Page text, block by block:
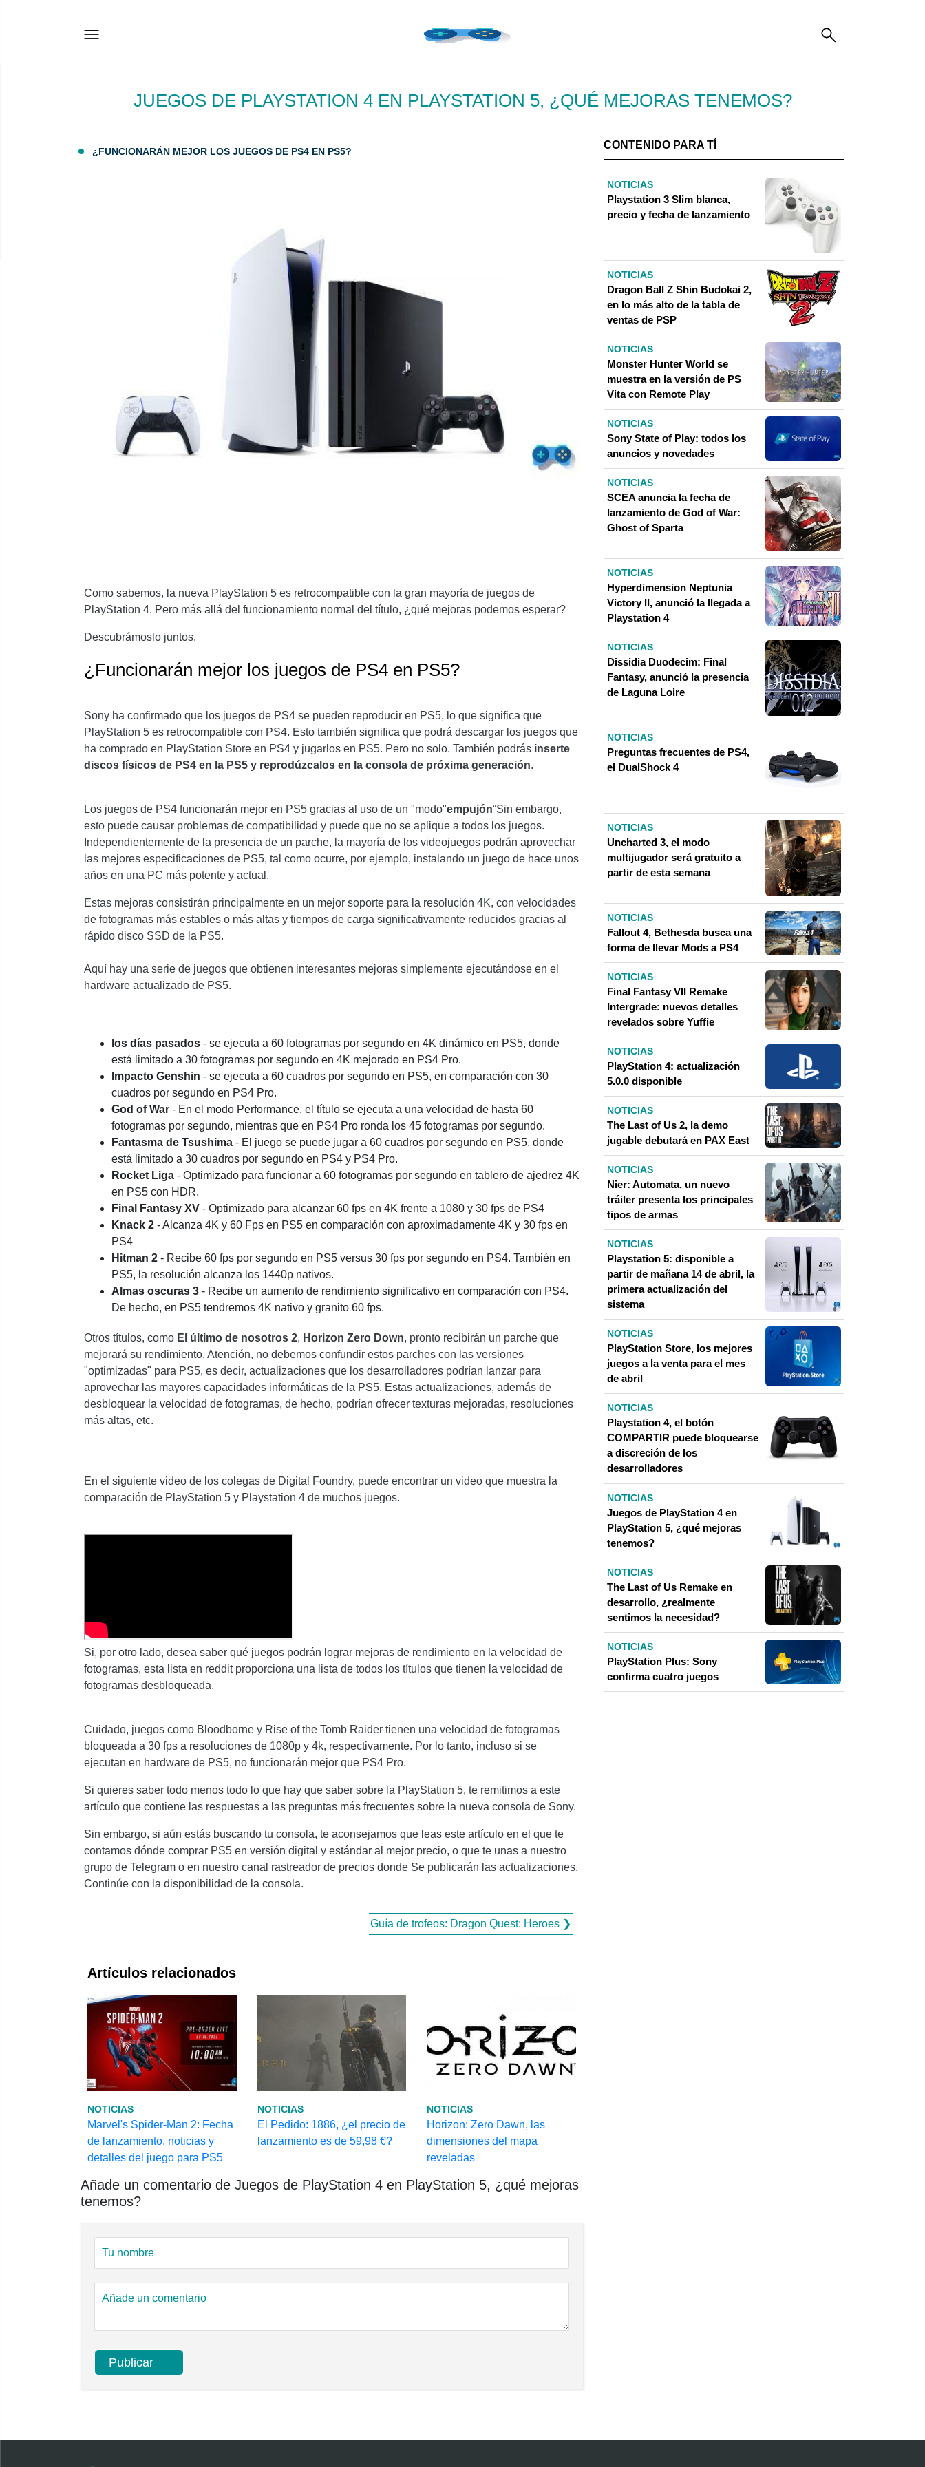
JUEGOS DE PLAYSTATION 4 EN PLAYSTATION 5, ¿QUÉ MEJORAS TENEMOS?
¿FUNCIONARÁN MEJOR LOS JUEGOS DE PS4 EN PS5?
Como sabemos, la nueva PlayStation 5 es retrocompatible con la gran mayoría de juegos de
PlayStation 4. Pero más allá del funcionamiento normal del título, ¿qué mejoras podemos esperar?
Descubrámoslo juntos.
¿Funcionarán mejor los juegos de PS4 en PS5?
Sony ha confirmado que los juegos de PS4 se pueden reproducir en PS5, lo que significa que
PlayStation 5 es retrocompatible con PS4. Esto también significa que podrá descargar los juegos que
ha comprado en PlayStation Store en PS4 y jugarlos en PS5. Pero no solo. También podrás inserte
discos físicos de PS4 en la PS5 y reprodúzcalos en la consola de próxima generación.
Los juegos de PS4 funcionarán mejor en PS5 gracias al uso de un "modo"empujón“Sin embargo,
esto puede causar problemas de compatibilidad y puede que no se aplique a todos los juegos.
Independientemente de la presencia de un parche, la mayoría de los videojuegos podrán aprovechar
las mejores especificaciones de PS5, tal como ocurre, por ejemplo, instalando un juego de hace unos
años en una PC más potente y actual.
Estas mejoras consistirán principalmente en un mejor soporte para la resolución 4K, con velocidades
de fotogramas más estables o más altas y tiempos de carga significativamente reducidos gracias al
rápido disco SSD de la PS5.
Aquí hay una serie de juegos que obtienen interesantes mejoras simplemente ejecutándose en el
hardware actualizado de PS5.
los días pasados - se ejecuta a 60 fotogramas por segundo en 4K dinámico en PS5, donde
está limitado a 30 fotogramas por segundo en 4K mejorado en PS4 Pro.
Impacto Genshin - se ejecuta a 60 cuadros por segundo en PS5, en comparación con 30
cuadros por segundo en PS4 Pro.
God of War - En el modo Performance, el título se ejecuta a una velocidad de hasta 60
fotogramas por segundo, mientras que en PS4 Pro ronda los 45 fotogramas por segundo.
Fantasma de Tsushima - El juego se puede jugar a 60 cuadros por segundo en PS5, donde
está limitado a 30 cuadros por segundo en PS4 y PS4 Pro.
Rocket Liga - Optimizado para funcionar a 60 fotogramas por segundo en tablero de ajedrez 4K
en PS5 con HDR.
Final Fantasy XV - Optimizado para alcanzar 60 fps en 4K frente a 1080 y 30 fps de PS4
Knack 2 - Alcanza 4K y 60 Fps en PS5 en comparación con aproximadamente 4K y 30 fps en
PS4
Hitman 2 - Recibe 60 fps por segundo en PS5 versus 30 fps por segundo en PS4. También en
PS5, la resolución alcanza los 1440p nativos.
Almas oscuras 3 - Recibe un aumento de rendimiento significativo en comparación con PS4.
De hecho, en PS5 tendremos 4K nativo y granito 60 fps.
Otros títulos, como El último de nosotros 2, Horizon Zero Down, pronto recibirán un parche que
mejorará su rendimiento. Atención, no debemos confundir estos parches con las versiones
"optimizadas" para PS5, es decir, actualizaciones que los desarrolladores podrían lanzar para
aprovechar las mayores capacidades informáticas de la PS5. Estas actualizaciones, además de
desbloquear la velocidad de fotogramas, de hecho, podrían ofrecer texturas mejoradas, resoluciones
más altas, etc.
En el siguiente video de los colegas de Digital Foundry, puede encontrar un video que muestra la
comparación de PlayStation 5 y Playstation 4 de muchos juegos.
Si, por otro lado, desea saber qué juegos podrán lograr mejoras de rendimiento en la velocidad de
fotogramas, esta lista en reddit proporciona una lista de todos los títulos que tienen la velocidad de
fotogramas desbloqueada.
Cuidado, juegos como Bloodborne y Rise of the Tomb Raider tienen una velocidad de fotogramas
bloqueada a 30 fps a resoluciones de 1080p y 4k, respectivamente. Por lo tanto, incluso si se
ejecutan en hardware de PS5, no funcionarán mejor que PS4 Pro.
Si quieres saber todo menos todo lo que hay que saber sobre la PlayStation 5, te remitimos a este
artículo que contiene las respuestas a las preguntas más frecuentes sobre la nueva consola de Sony.
Sin embargo, si aún estás buscando tu consola, te aconsejamos que leas este artículo en el que te
contamos dónde comprar PS5 en versión digital y estándar al mejor precio, o que te unas a nuestro
grupo de Telegram o en nuestro canal rastreador de precios donde Se publicarán las actualizaciones.
Continúe con la disponibilidad de la consola.
Guía de trofeos: Dragon Quest: Heroes ❯
Artículos relacionados
NOTICIAS
Marvel's Spider-Man 2: Fecha
de lanzamiento, noticias y
detalles del juego para PS5
NOTICIAS
El Pedido: 1886, ¿el precio de
lanzamiento es de 59,98 €?
NOTICIAS
Horizon: Zero Dawn, las
dimensiones del mapa
reveladas
Añade un comentario de Juegos de PlayStation 4 en PlayStation 5, ¿qué mejoras
tenemos?
CONTENIDO PARA TÍ
NOTICIAS
Playstation 3 Slim blanca,
precio y fecha de lanzamiento
NOTICIAS
Dragon Ball Z Shin Budokai 2,
en lo más alto de la tabla de
ventas de PSP
NOTICIAS
Monster Hunter World se
muestra en la versión de PS
Vita con Remote Play
NOTICIAS
Sony State of Play: todos los
anuncios y novedades
NOTICIAS
SCEA anuncia la fecha de
lanzamiento de God of War:
Ghost of Sparta
NOTICIAS
Hyperdimension Neptunia
Victory II, anunció la llegada a
Playstation 4
NOTICIAS
Dissidia Duodecim: Final
Fantasy, anunció la presencia
de Laguna Loire
NOTICIAS
Preguntas frecuentes de PS4,
el DualShock 4
NOTICIAS
Uncharted 3, el modo
multijugador será gratuito a
partir de esta semana
NOTICIAS
Fallout 4, Bethesda busca una
forma de llevar Mods a PS4
NOTICIAS
Final Fantasy VII Remake
Intergrade: nuevos detalles
revelados sobre Yuffie
NOTICIAS
PlayStation 4: actualización
5.0.0 disponible
NOTICIAS
The Last of Us 2, la demo
jugable debutará en PAX East
NOTICIAS
Nier: Automata, un nuevo
tráiler presenta los principales
tipos de armas
NOTICIAS
Playstation 5: disponible a
partir de mañana 14 de abril, la
primera actualización del
sistema
NOTICIAS
PlayStation Store, los mejores
juegos a la venta para el mes
de abril
NOTICIAS
Playstation 4, el botón
COMPARTIR puede bloquearse
a discreción de los
desarrolladores
NOTICIAS
Juegos de PlayStation 4 en
PlayStation 5, ¿qué mejoras
tenemos?
NOTICIAS
The Last of Us Remake en
desarrollo, ¿realmente
sentimos la necesidad?
NOTICIAS
PlayStation Plus: Sony
confirma cuatro juegos